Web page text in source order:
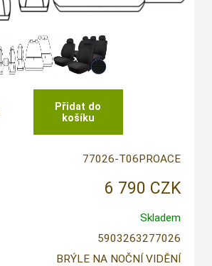
77026-T06PROACE
6 790 CZK
Skladem
5903263277026
BRÝLE NA NOČNÍ VIDĚNÍ